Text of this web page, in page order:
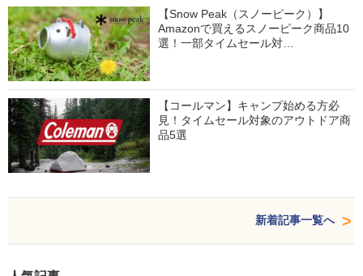
【Snow Peak（スノーピーク）】
Amazonで買えるスノーピーク商品10
選！一部タイムセール対…
【コールマン】キャンプ始める方必
見！タイムセール対象のアウトドア商
品5選
新着記事一覧へ